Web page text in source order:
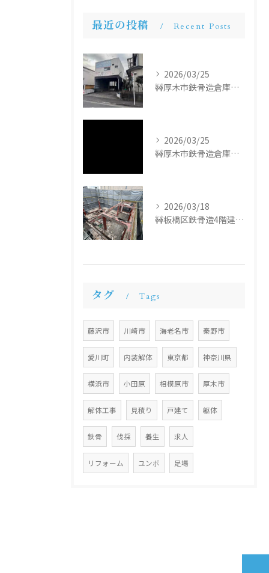
最近の投稿 Recent Posts
2026/03/25
🚧厚木市鉄骨造倉庫解体工事🚧
2026/03/25
🚧厚木市鉄骨造倉庫解体工事🚧
2026/03/18
🚧板橋区鉄骨造4階建て解体工事🚧
タグ Tags
藤沢市 川崎市 海老名市 秦野市
愛川町 内装解体 東京都 神奈川県
横浜市 小田原 相模原市 厚木市
解体工事 見積り 戸建て 躯体
鉄骨 伐採 養生 求人
リフォーム ユンボ 足場